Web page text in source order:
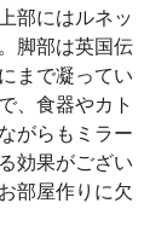
部にはルネッ
脚部は英国伝
まで凝ってい
、食器やカト
がらもミラー
効果がござい
部屋作りに欠